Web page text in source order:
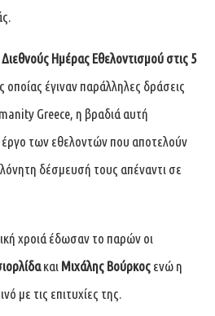
Διεθνούς Ημέρας Εθελοντισμού στις 5
οποίας έγιναν παράλληλες δράσεις
Greece, η βραδιά αυτή
των εθελοντών που αποτελούν
δέσμευσή τους απέναντι σε
χροιά έδωσαν το παρών οι
και Μιχάλης Βούρκος ενώ η
με τις επιτυχίες της.